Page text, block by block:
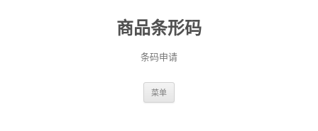
商品条形码
条码申请
菜单